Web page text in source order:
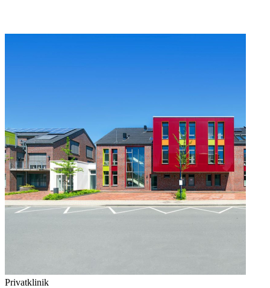
Privatklinik